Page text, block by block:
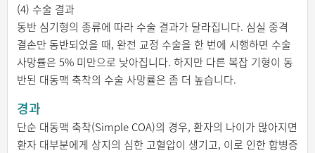
(4) 수술 결과
동반 심기형의 종류에 따라 수술 결과가 달라집니다. 심실 중격
결손만 동반되었을 때, 완전 교정 수술을 한 번에 시행하면 수술
사망률은 5% 미만으로 낮아집니다. 하지만 다른 복잡 기형이 동
반된 대동맥 축착의 수술 사망률은 좀 더 높습니다.
경과
단순 대동맥 축착(Simple COA)의 경우, 환자의 나이가 많아지면
환자 대부분에게 상지의 심한 고혈압이 생기고, 이로 인한 합병증